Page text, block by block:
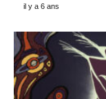
il y a 6 ans